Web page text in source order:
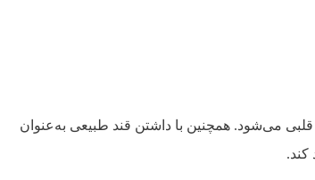
قلبی می‌شود. همچنین با داشتن قند طبیعی به‌عنوان
کند.